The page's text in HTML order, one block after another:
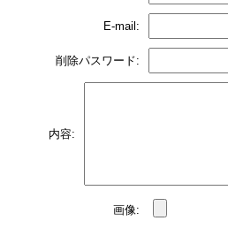
E-mail:
削除パスワード:
内容:
画像: